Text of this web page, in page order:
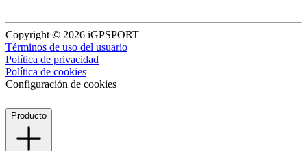
Copyright © 2026 iGPSPORT
Términos de uso del usuario
Política de privacidad
Política de cookies
Configuración de cookies
Producto